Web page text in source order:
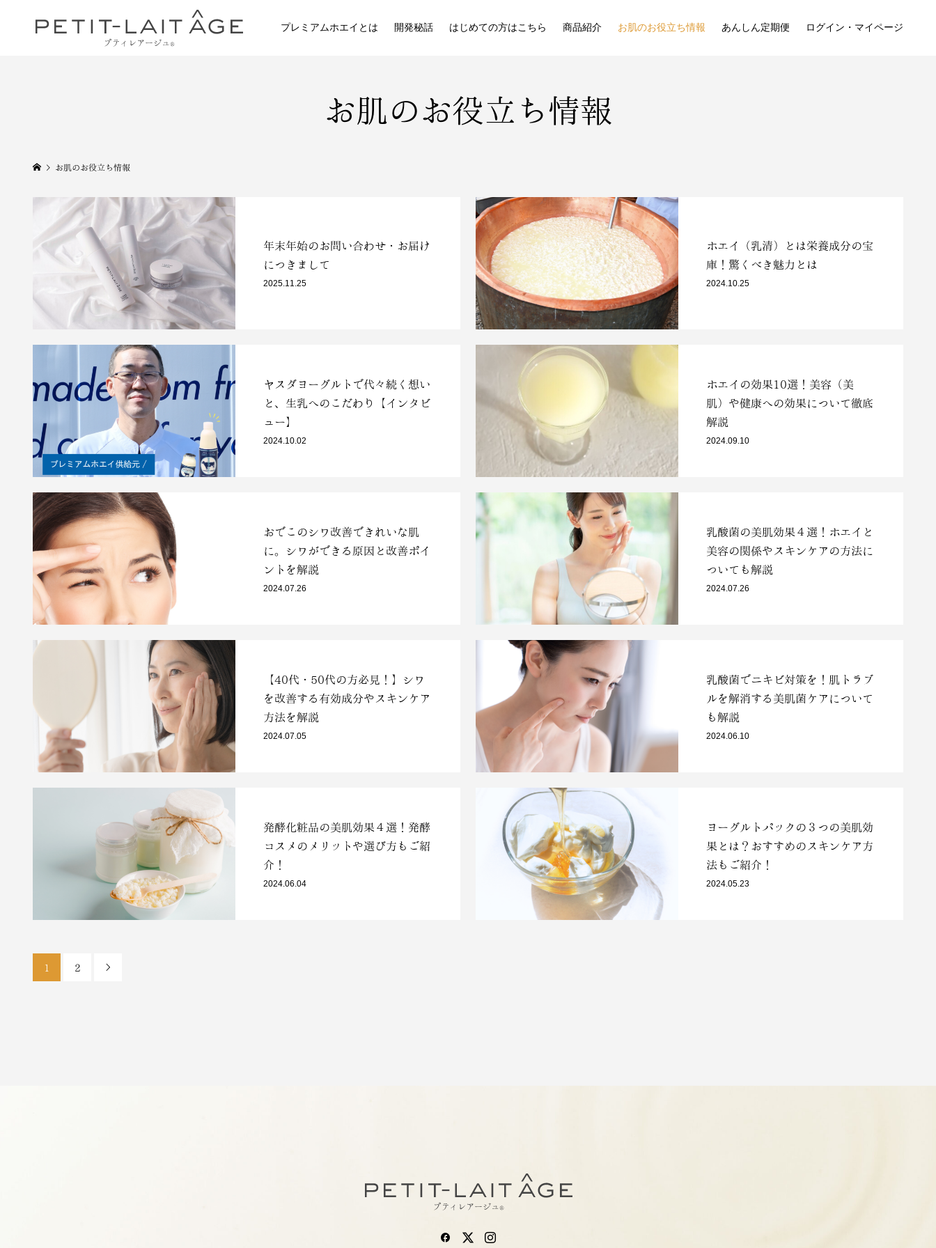
プレミアムホエイとは 開発秘話 はじめての方はこちら 商品紹介 お肌のお役立ち情報 あんしん定期便 ログイン・マイページ
お肌のお役立ち情報
お肌のお役立ち情報
年末年始のお問い合わせ・お届け
につきまして
2025.11.25
ホエイ（乳清）とは栄養成分の宝
庫！驚くべき魅力とは
2024.10.25
ヤスダヨーグルトで代々続く想い
と、生乳へのこだわり【インタビ
ュー】
2024.10.02
ホエイの効果10選！美容（美
肌）や健康への効果について徹底
解説
2024.09.10
おでこのシワ改善できれいな肌
に。シワができる原因と改善ポイ
ントを解説
2024.07.26
乳酸菌の美肌効果４選！ホエイと
美容の関係やスキンケアの方法に
ついても解説
2024.07.26
【40代・50代の方必見！】シワ
を改善する有効成分やスキンケア
方法を解説
2024.07.05
乳酸菌でニキビ対策を！肌トラブ
ルを解消する美肌菌ケアについて
も解説
2024.06.10
発酵化粧品の美肌効果４選！発酵
コスメのメリットや選び方もご紹
介！
2024.06.04
ヨーグルトパックの３つの美肌効
果とは？おすすめのスキンケア方
法もご紹介！
2024.05.23
1 2 